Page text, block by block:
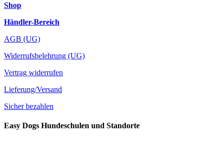
Shop
Händler-Bereich
AGB (UG)
Widerrufsbelehrung (UG)
Vertrag widerrufen
Lieferung/Versand
Sicher bezahlen
Easy Dogs Hundeschulen und Standorte